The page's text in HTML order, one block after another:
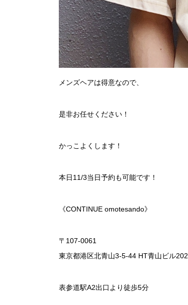
メンズヘアは得意なので、
是非お任せください！
かっこよくします！
本日11/3当日予約も可能です！
《CONTINUE omotesando》
〒107-0061
東京都港区北青山3-5-44 HT青山ビル202
表参道駅A2出口より徒歩5分